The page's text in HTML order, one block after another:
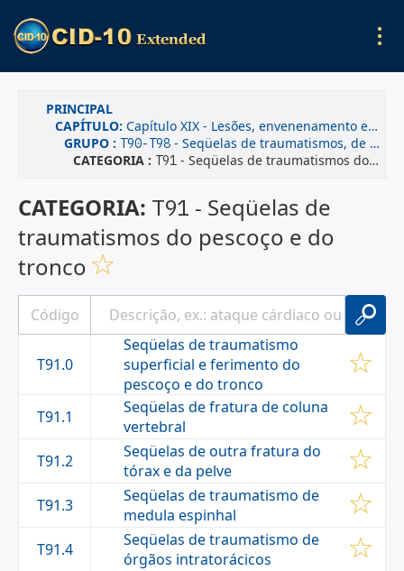
PRINCIPAL
CAPÍTULO: Capítulo XIX - Lesões, envenenamento e algumas outras conseqüências de causas externas
GRUPO : T90-T98 - Seqüelas de traumatismos, de intoxicações e de outras conseqüências das causas externas
CATEGORIA : T91 - Seqüelas de traumatismos do pescoço e do tronco
CATEGORIA: T91 - Seqüelas de
traumatismos do pescoço e do
tronco
T91.0
Seqüelas de traumatismo
superficial e ferimento do
pescoço e do tronco
T91.1
Seqüelas de fratura de coluna
vertebral
T91.2
Seqüelas de outra fratura do
tórax e da pelve
T91.3
Seqüelas de traumatismo de
medula espinhal
T91.4
Seqüelas de traumatismo de
órgãos intratorácicos